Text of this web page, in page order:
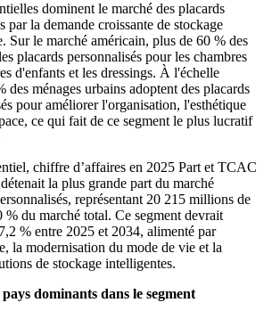
dominent le marché des placards
par la demande croissante de stockage
Sur le marché américain, plus de 60 % des
placards personnalisés pour les chambres
d'enfants et les dressings. À l'échelle
ménages urbains adoptent des placards
pour améliorer l'organisation, l'esthétique
ce qui fait de ce segment le plus lucratif
chiffre d’affaires en 2025 Part et TCAC
la plus grande part du marché
représentant 20 215 millions de
du marché total. Ce segment devrait
% entre 2025 et 2034, alimenté par
la modernisation du mode de vie et la
de stockage intelligentes.
dominants dans le segment